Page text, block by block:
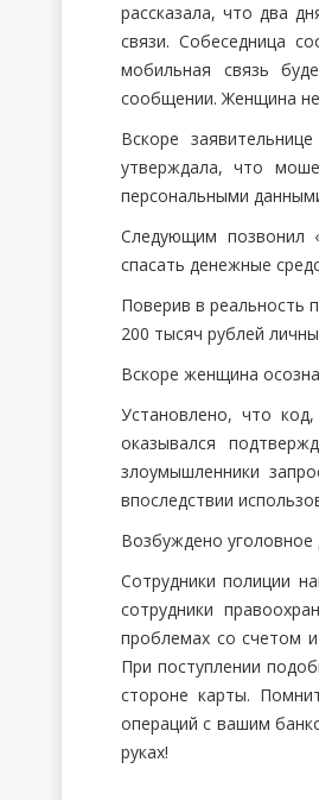
рассказала, что два
связи. Собеседница
мобильная связь
сообщении. Женщина
Вскоре
утверждала, что
персональными
Следующим позвонил
спасать денежные
Поверив в реальность
200 тысяч рублей
Вскоре женщина
Установлено, что
оказывался
злоумышленники
впоследствии
Возбуждено уголовное
Сотрудники полиции
сотрудники
проблемах со счетом
При поступлении
стороне карты.
операций с вашим
руках!